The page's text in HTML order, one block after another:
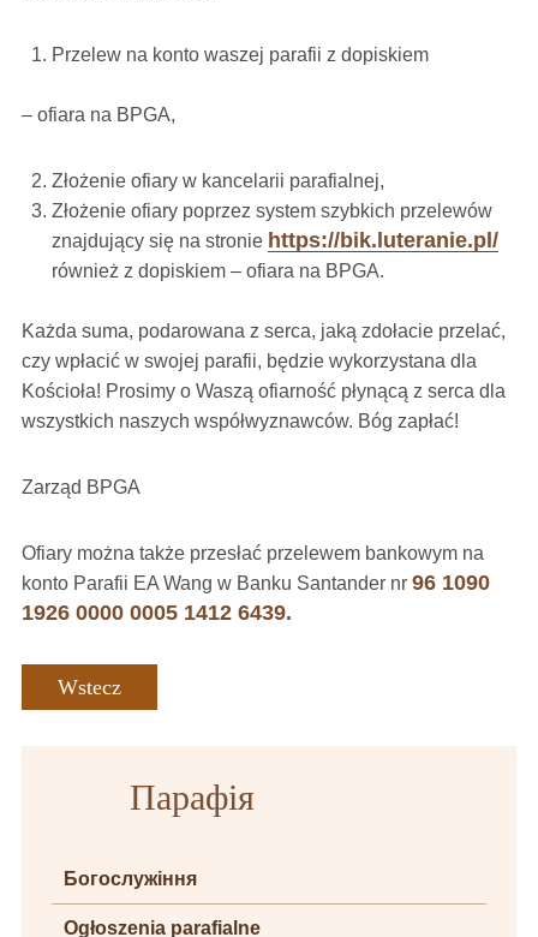
Przelew na konto waszej parafii z dopiskiem
– ofiara na BPGA,
Złożenie ofiary w kancelarii parafialnej,
Złożenie ofiary poprzez system szybkich przelewów
znajdujący się na stronie https://bik.luteranie.pl/
również z dopiskiem – ofiara na BPGA.
Każda suma, podarowana z serca, jaką zdołacie przelać,
czy wpłacić w swojej parafii, będzie wykorzystana dla
Kościoła! Prosimy o Waszą ofiarność płynącą z serca dla
wszystkich naszych współwyznawców. Bóg zapłać!
Zarząd BPGA
Ofiary można także przesłać przelewem bankowym na
konto Parafii EA Wang w Banku Santander nr 96 1090
1926 0000 0005 1412 6439.
Wstecz
Парафія
Богослужіння
Ogłoszenia parafialne